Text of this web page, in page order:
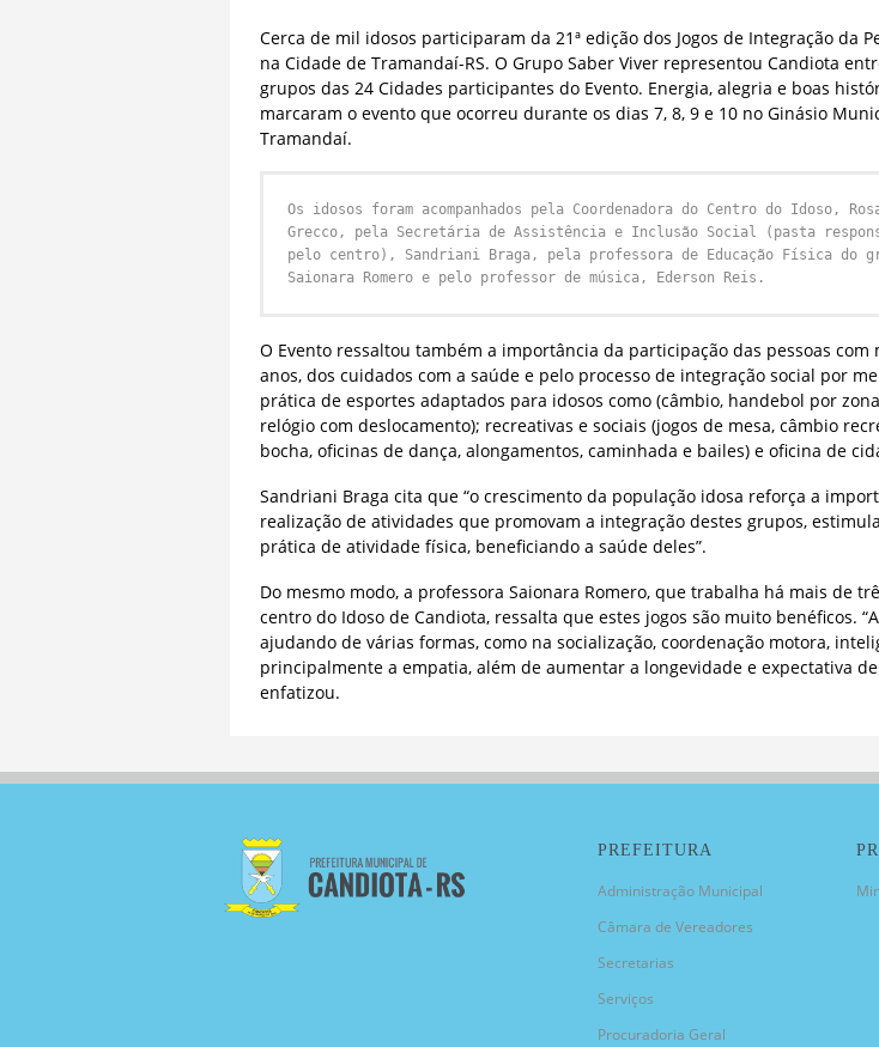
Cerca de mil idosos participaram da 21ª edição dos Jogos de Integração da
na Cidade de Tramandaí-RS. O Grupo Saber Viver representou Candiota
grupos das 24 Cidades participantes do Evento. Energia, alegria e boas
marcaram o evento que ocorreu durante os dias 7, 8, 9 e 10 no Ginásio
Tramandaí.
Os idosos foram acompanhados pela Coordenadora do Centro do Idoso,
Grecco, pela Secretária de Assistência e Inclusão Social (pasta
pelo centro), Sandriani Braga, pela professora de Educação Física do
Saionara Romero e pelo professor de música, Ederson Reis.
O Evento ressaltou também a importância da participação das pessoas com
anos, dos cuidados com a saúde e pelo processo de integração social por
prática de esportes adaptados para idosos como (câmbio, handebol por
relógio com deslocamento); recreativas e sociais (jogos de mesa, câmbio
bocha, oficinas de dança, alongamentos, caminhada e bailes) e oficina de
Sandriani Braga cita que “o crescimento da população idosa reforça a
realização de atividades que promovam a integração destes grupos,
prática de atividade física, beneficiando a saúde deles”.
Do mesmo modo, a professora Saionara Romero, que trabalha há mais de
centro do Idoso de Candiota, ressalta que estes jogos são muito benéficos.
ajudando de várias formas, como na socialização, coordenação motora,
principalmente a empatia, além de aumentar a longevidade e expectativa de
enfatizou.
PREFEITURA
Administração Municipal
Câmara de Vereadores
Secretarias
Serviços
Procuradoria Geral